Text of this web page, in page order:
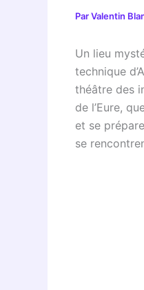
ParValentin
Un lieu
technique
théâtre des
de l’Eure,
et se
se